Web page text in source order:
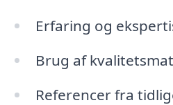
Erfaring og
Brug af
Referencer fra